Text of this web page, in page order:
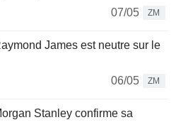
07/05
ZM
James est neutre sur le
06/05
ZM
Stanley confirme sa